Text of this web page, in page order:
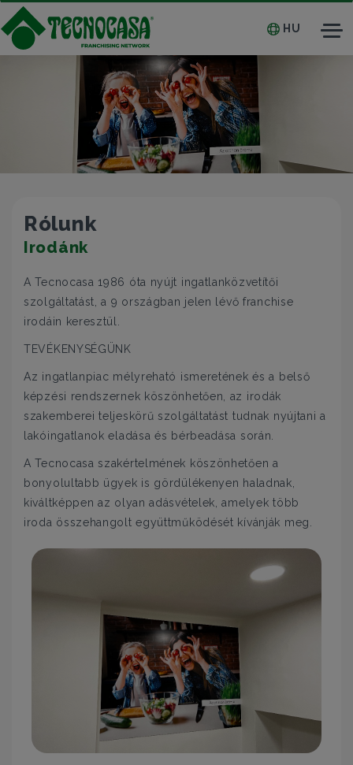
HU
Rólunk
Irodánk
A Tecnocasa 1986 óta nyújt ingatlanközvetítői
szolgáltatást, a 9 országban jelen lévő franchise
irodáin keresztül.
TEVÉKENYSÉGÜNK
Az ingatlanpiac mélyreható ismeretének és a belső
képzési rendszernek köszönhetően, az irodák
szakemberei teljeskörű szolgáltatást tudnak nyújtani a
lakóingatlanok eladása és bérbeadása során.
A Tecnocasa szakértelmének köszönhetően a
bonyolultabb ügyek is gördülékenyen haladnak,
kiváltképpen az olyan adásvételek, amelyek több
iroda összehangolt együttműködését kívánják meg.